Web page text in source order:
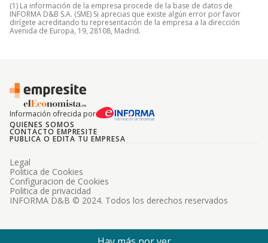
(1) La información de la empresa procede de la base de datos de
INFORMA D&B S.A. (SME) Si aprecias que existe algún error por favor
dirígete acreditando tu representación de la empresa a la dirección
Avenida de Europa, 19, 28108, Madrid.
Información ofrecida por
QUIENES SOMOS
CONTACTO EMPRESITE
PUBLICA O EDITA TU EMPRESA
INFORMA D&B © 2024. Todos los derechos reservados
Legal
Politica de Cookies
Configuracion de Cookies
Politica de privacidad